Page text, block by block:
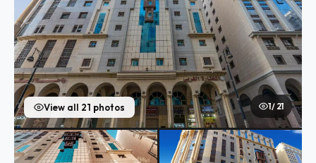
View all 21 photos 1 / 21